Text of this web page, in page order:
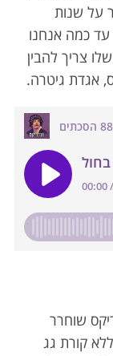
וסופר על שנות
עד כמה אנחנו
צריך להבין
אגדת גיטרה.
הנדריקס שוחרר
קורת גג